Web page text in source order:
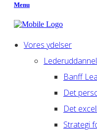
Menu
Vores ydelser
Banff
Det
Det
Strategi